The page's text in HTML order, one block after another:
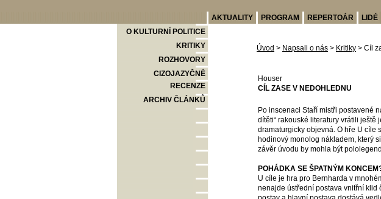
AKTUALITY PROGRAM REPERTOÁR LIDÉ
O KULTURNÍ POLITICE
KRITIKY
ROZHOVORY
CIZOJAZYČNÉ
RECENZE
ARCHIV ČLÁNKŮ
Úvod > Napsali o nás > Kritiky > Cíl
Houser
CÍL ZASE V NEDOHLEDNU
Po inscenaci Staří mistři postavené
dítěti“ rakouské literatury vrátili
dramaturgicky objevná. O hře U cíle
hodinový monolog nákladem, který
závěr úvodu by mohla být
POHÁDKA SE ŠPATNÝM
U cíle je hra pro Bernharda v
nenajde ústřední postava vnitřní klid